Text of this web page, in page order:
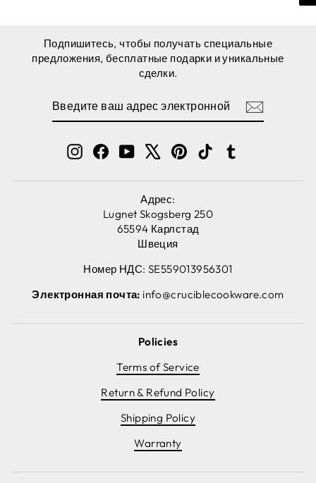
Подпишитесь, чтобы получать специальные
предложения, бесплатные подарки и уникальные
сделки.
АДРЕС
InstagramFacebook
YouTube Pinterest
TikTok
Адрес:
Lugnet Skogsberg 250
65594 Карлстад
Швеция
Номер НДС: SE559013956301
Электронная почта: info@cruciblecookware.com
Policies
Terms of Service
Return & Refund Policy
Shipping Policy
Warranty